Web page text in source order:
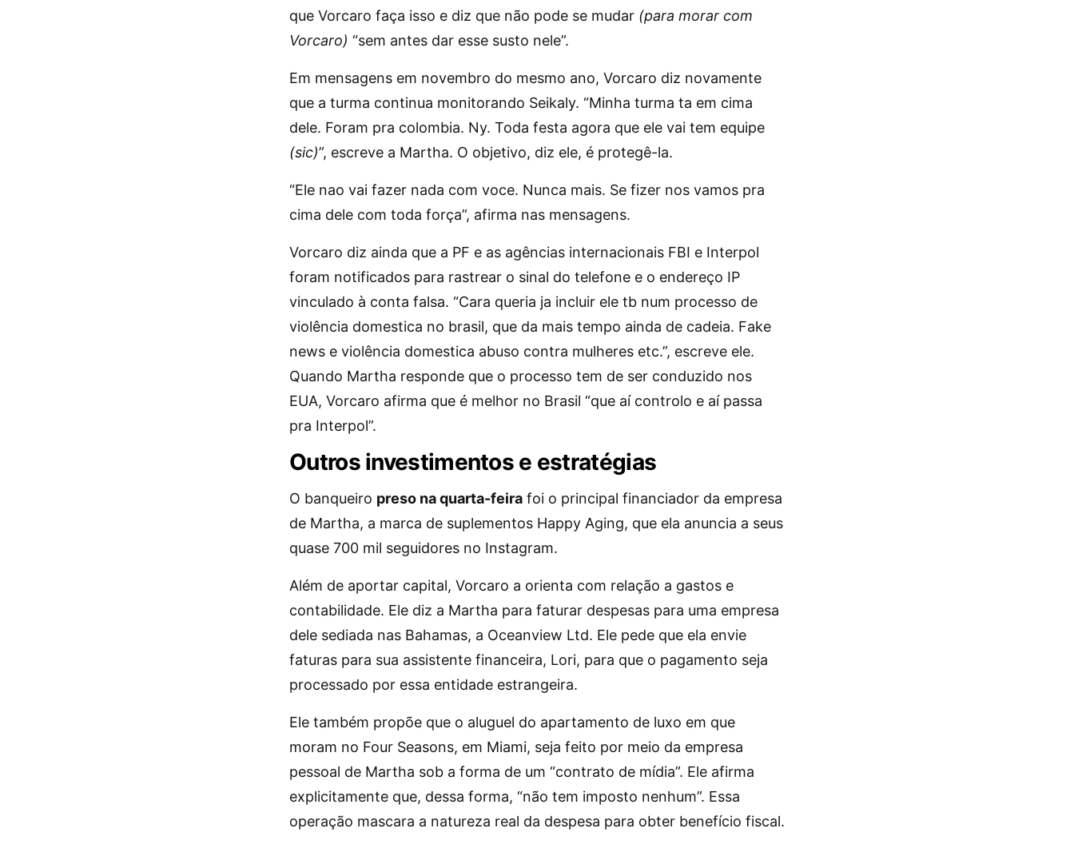
que Vorcaro faça isso e diz que não pode se mudar (para morar com
Vorcaro) “sem antes dar esse susto nele”.
Em mensagens em novembro do mesmo ano, Vorcaro diz novamente
que a turma continua monitorando Seikaly. “Minha turma ta em cima
dele. Foram pra colombia. Ny. Toda festa agora que ele vai tem equipe
(sic)”, escreve a Martha. O objetivo, diz ele, é protegê-la.
“Ele nao vai fazer nada com voce. Nunca mais. Se fizer nos vamos pra
cima dele com toda força”, afirma nas mensagens.
Vorcaro diz ainda que a PF e as agências internacionais FBI e Interpol
foram notificados para rastrear o sinal do telefone e o endereço IP
vinculado à conta falsa. “Cara queria ja incluir ele tb num processo de
violência domestica no brasil, que da mais tempo ainda de cadeia. Fake
news e violência domestica abuso contra mulheres etc.”, escreve ele.
Quando Martha responde que o processo tem de ser conduzido nos
EUA, Vorcaro afirma que é melhor no Brasil “que aí controlo e aí passa
pra Interpol”.
Outros investimentos e estratégias
O banqueiro preso na quarta-feira foi o principal financiador da empresa
de Martha, a marca de suplementos Happy Aging, que ela anuncia a seus
quase 700 mil seguidores no Instagram.
Além de aportar capital, Vorcaro a orienta com relação a gastos e
contabilidade. Ele diz a Martha para faturar despesas para uma empresa
dele sediada nas Bahamas, a Oceanview Ltd. Ele pede que ela envie
faturas para sua assistente financeira, Lori, para que o pagamento seja
processado por essa entidade estrangeira.
Ele também propõe que o aluguel do apartamento de luxo em que
moram no Four Seasons, em Miami, seja feito por meio da empresa
pessoal de Martha sob a forma de um “contrato de mídia”. Ele afirma
explicitamente que, dessa forma, “não tem imposto nenhum”. Essa
operação mascara a natureza real da despesa para obter benefício fiscal.